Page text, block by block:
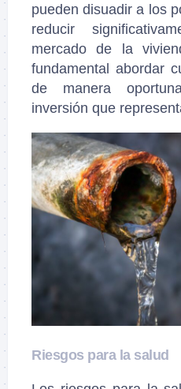
pueden disuadir a los
reducir
mercado de la
fundamental abordar
de manera
inversión que
Riesgos para la salud